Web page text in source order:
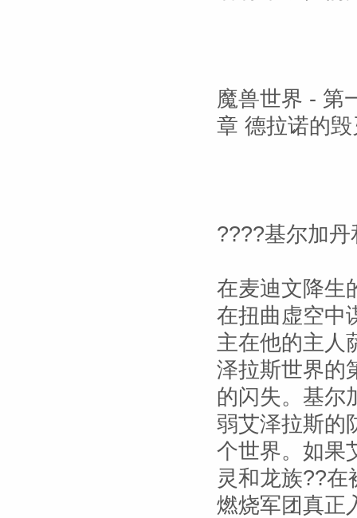
魔兽世界 - 第
章 德拉诺的毁
????基尔加
在麦迪文降生
在扭曲虚空中
主在他的主人
泽拉斯世界的
的闪失。基尔
弱艾泽拉斯的
个世界。如果
灵和龙族??
燃烧军团真正